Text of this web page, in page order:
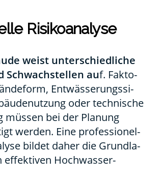
Risi­ko­ana­ly­se
weist unter­schied­li­che
Schwach­stel­len auf. Fak­to­
Ent­wäs­se­rungs­si­
oder tech­ni­sche
müs­sen bei der Pla­nung
wer­den. Eine pro­fes­sio­nel­
bil­det daher die Grund­la­
effek­ti­ven Hoch­was­ser­